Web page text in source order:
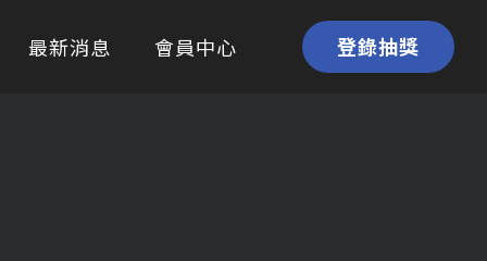
最新消息 會員中心 登錄抽獎